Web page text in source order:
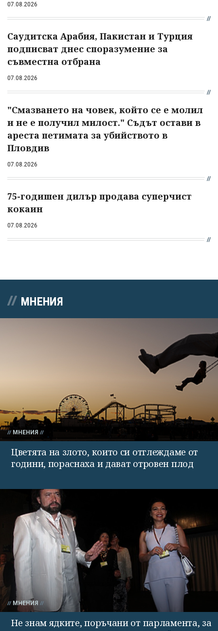
07.08.2026
Саудитска Арабия, Пакистан и Турция
подписват днес споразумение за
съвместна отбрана
07.08.2026
"Смазването на човек, който се е молил
и не е получил милост." Съдът остави в
ареста петимата за убийството в
Пловдив
07.08.2026
75-годишен дилър продава суперчист
кокаин
07.08.2026
МНЕНИЯ
МНЕНИЯ
Цветята на злото, които си отглеждаме от
години, пораснаха и дават отровен плод
МНЕНИЯ
Не знам ядките, поръчани от парламента, за